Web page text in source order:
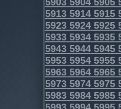
591359145915
592359245925
593359345935
594359445945
595359545955
596359645965
597359745975
598359845985